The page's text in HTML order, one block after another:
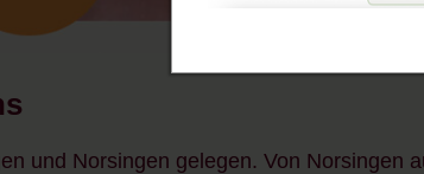
und Norsingen gelegen. Von Norsingen